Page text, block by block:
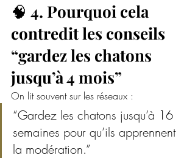
🧠 4. Pourquoi cela
contredit les conseils
“gardez les chatons
jusqu’à 4 mois”
On lit souvent sur les réseaux :
“Gardez les chatons jusqu’à 16
semaines pour qu’ils apprennent
la modération.”